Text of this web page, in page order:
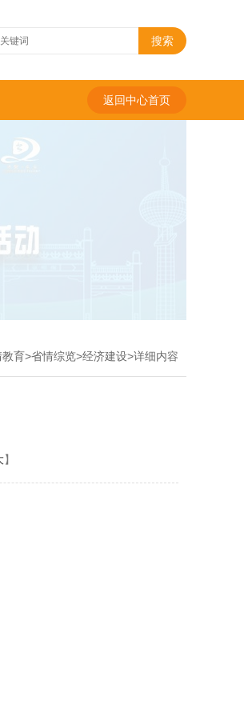
搜索
返回中心首页
教育>省情综览>经济建设>详细内容
】